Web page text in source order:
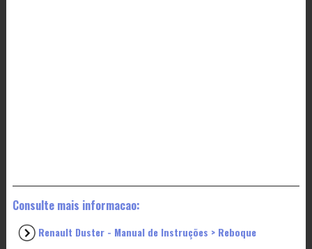
Consulte mais informacao:
Renault Duster - Manual de Instruções > Reboque